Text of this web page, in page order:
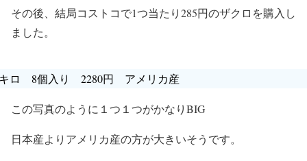
その後、結局コストコで1つ当たり285円のザクロを購入し
ました。
ロ 8個入り 2280円 アメリカ産
この写真のように１つ１つがかなりBIG
日本産よりアメリカ産の方が大きいそうです。